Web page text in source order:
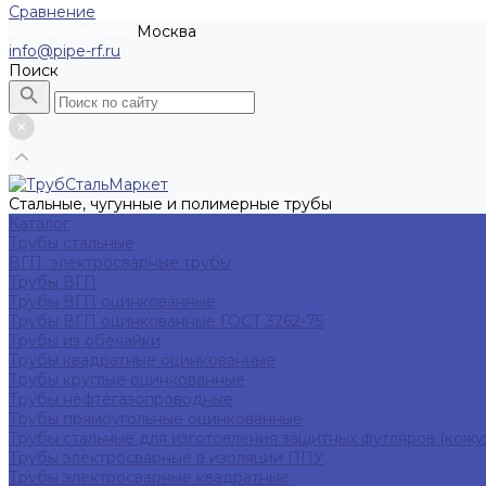
Сравнение
Москва
info@pipe-rf.ru
Поиск
Стальные, чугунные и полимерные трубы
Каталог
Трубы стальные
ВГП, электросварные трубы
Трубы ВГП
Трубы ВГП оцинкованные
Трубы ВГП оцинкованные ГОСТ 3262-75
Трубы из обечайки
Трубы квадратные оцинкованные
Трубы круглые оцинкованные
Трубы нефтегазопроводные
Трубы прямоугольные оцинкованные
Трубы стальные для изготовления защитных футляров
Трубы электросварные в изоляции ППУ
Трубы электросварные квадратные